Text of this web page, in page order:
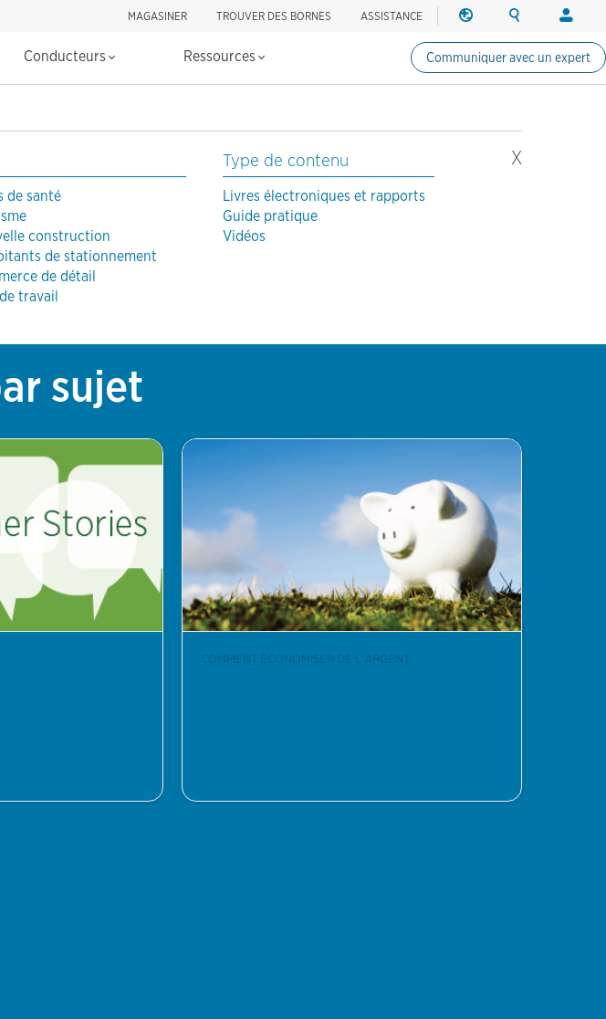
MAGASINER TROUVER DES BORNES ASSISTANCE RÉGION
Amérique du Nord
Canada (français
United States (english)
RECHERCHEOUVRIR
Conducteurs Ressources Communiquer avec un expert
X
de santé
construction
de stationnement
de détail
travail
Type de contenu
Livres électroniques et rapports
Guide pratique
Vidéos
sujet
COMMENT ÉCONOMISER DE L'ARGENT